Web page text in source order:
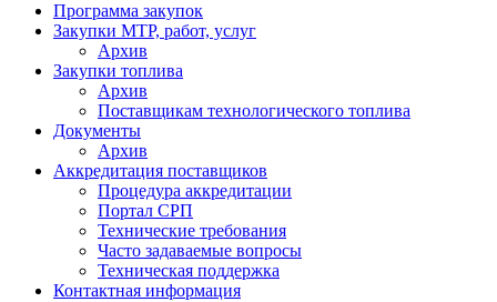
Программа закупок
Закупки МТР, работ, услуг
Архив
Закупки топлива
Архив
Поставщикам технологического топлива
Документы
Архив
Аккредитация поставщиков
Процедура аккредитации
Портал СРП
Технические требования
Часто задаваемые вопросы
Техническая поддержка
Контактная информация